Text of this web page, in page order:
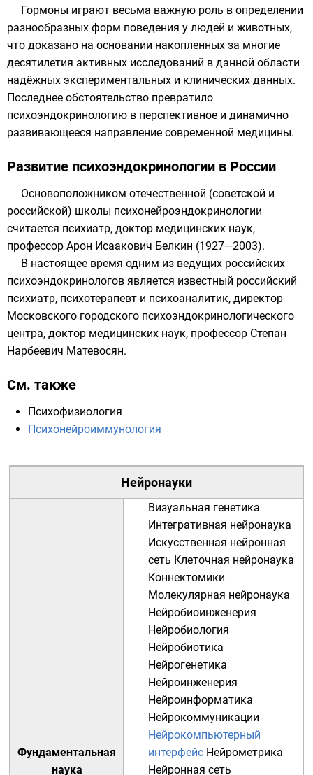
Гормоны играют весьма важную роль в определении
разнообразных форм поведения у людей и животных,
что доказано на основании накопленных за многие
десятилетия активных исследований в данной области
надёжных экспериментальных и клинических данных.
Последнее обстоятельство превратило
психоэндокринологию в перспективное и динамично
развивающееся направление современной медицины.
Развитие психоэндокринологии в России
Основоположником отечественной (советской и
российской) школы психонейроэндокринологии
считается психиатр, доктор медицинских наук,
профессор Арон Исаакович Белкин (1927—2003).
В настоящее время одним из ведущих российских
психоэндокринологов является известный российский
психиатр, психотерапевт и психоаналитик, директор
Московского городского психоэндокринологического
центра, доктор медицинских наук, профессор Степан
Нарбеевич Матевосян.
См. также
Психофизиология
Психонейроиммунология
Нейронауки
Фундаментальная
наука
Визуальная генетика
Интегративная нейронаука
Искусственная нейронная
сеть Клеточная нейронаука
Коннектомики
Молекулярная нейронаука
Нейробиоинженерия
Нейробиология
Нейробиотика
Нейрогенетика
Нейроинженерия
Нейроинформатика
Нейрокоммуникации
Нейрокомпьютерный
интерфейс Нейрометрика
Нейронная сеть